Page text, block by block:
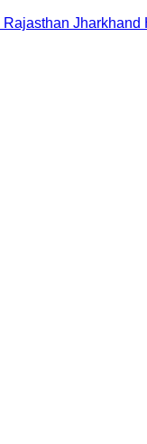
Rajasthan Jharkhand